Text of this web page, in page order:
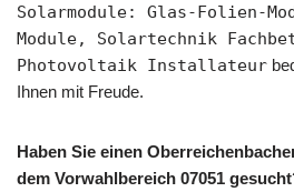
Solarmodule: Glas-Folien-
Module, Solartechnik
Photovoltaik Installateur
Ihnen mit Freude.
Haben Sie einen
dem Vorwahlbereich 07051